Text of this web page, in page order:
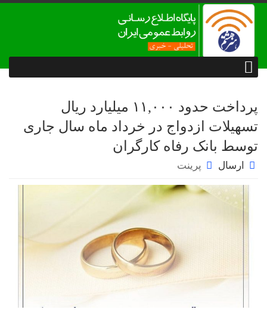
پرداخت حدود ۱۱,۰۰۰ میلیارد ریال
تسهیلات ازدواج در خرداد ماه سال جاری
توسط بانک رفاه کارگران
ارسال پرینت